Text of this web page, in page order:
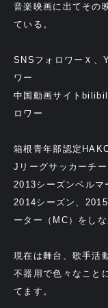
音楽映画に出てその
ている。
SNSフォロワーＸ、
ワー
中国動画サイト
ロワー
箱根青年部認定
Jリーグサッカーチ
2013シーズンベルマ
2014シーズン、
ーター（MC）をし
現在は舞台、歌手活
不器用で色々なこと
てます。